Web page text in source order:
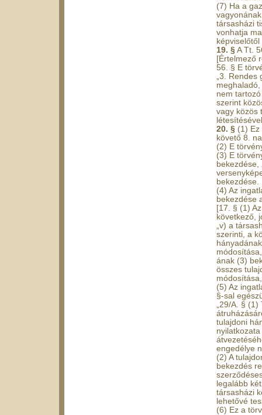
(7) Ha a
társasházi
vonhatja
19. § A Tt.
[Értelmező
56. § E
„3. Rendes
nem
szerint
vagy közös
20. § (1)
követő 8.
(2) E
(3) E
bekezdése.
(4) Az
bekezdése
[17. § (1)
következő,
„v) a
szerinti, a
ának (3)
összes
(5) Az
§-sal
„29/A. §
tulajdoni
engedélye
(2) A
bekezdés
legalább
társasházi
lehetővé
(6) Ez a